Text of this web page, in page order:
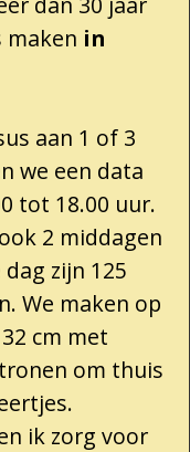
maken in
aan 1 of 3
we een data
tot 18.00 uur.
2 middagen
zijn 125
We maken op
cm met
om thuis
ik zorg voor